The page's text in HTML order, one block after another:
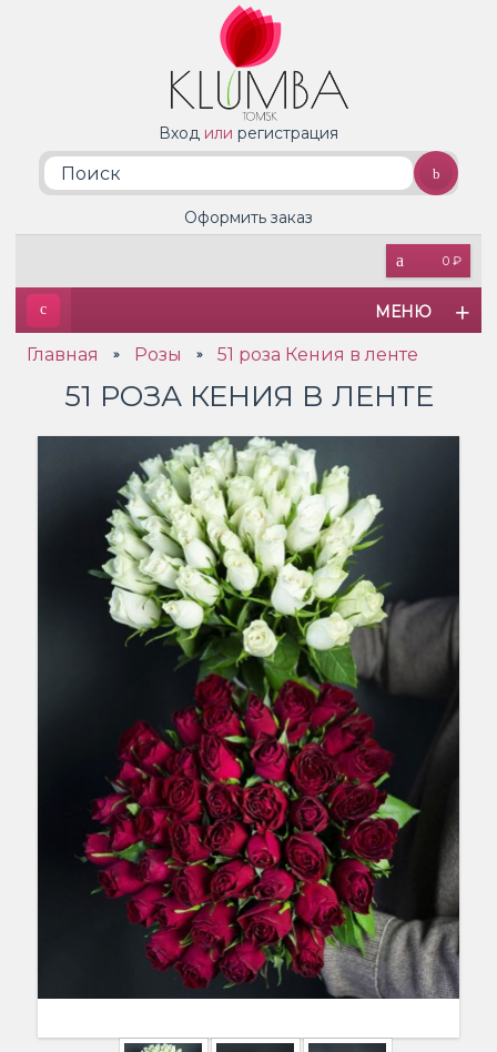
Вход или регистрация
0 ₽
Оформить заказ
МЕНЮ
Главная » Розы » 51 роза Кения в ленте
51 РОЗА КЕНИЯ В ЛЕНТЕ